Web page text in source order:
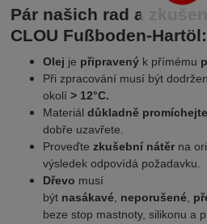
Pár našich rad a
CLOU Fußboden-Hartöl:
Olej je připravený k přímému
Při zpracování musí být
okolí> 12°C.
Materiáldůkladně promíchejte
dobře uzavřete.
Proveďtezkušební nátěr na
výsledek odpovídá požadavku.
Dřevo musí
být nasákavé neporušené
beze stop mastnoty, silikonu a